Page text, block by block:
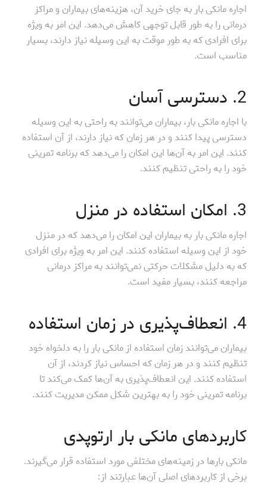
اجاره مانکی بار به جای خرید آن، هزینه‌های بیماران و مراکز
درمانی را به طور قابل توجهی کاهش می‌دهد. این امر به ویژه
برای افرادی که به طور موقت به این وسیله نیاز دارند، بسیار
مناسب است.
2. دسترسی آسان
با اجاره مانکی بار، بیماران می‌توانند به راحتی به این وسیله
دسترسی پیدا کنند و در هر زمان که نیاز دارند، از آن استفاده
کنند. این امر به آن‌ها این امکان را می‌دهد که برنامه تمرینی
خود را به راحتی تنظیم کنند.
3. امکان استفاده در منزل
اجاره مانکی بار به بیماران این امکان را می‌دهد که در منزل
خود از این وسیله استفاده کنند. این امر به ویژه برای افرادی
که به دلیل مشکلات حرکتی نمی‌توانند به مراکز درمانی
مراجعه کنند، بسیار مفید است.
4. انعطاف‌پذیری در زمان استفاده
بیماران می‌توانند زمان استفاده از مانکی بار را به دلخواه خود
تنظیم کنند و در هر زمان که احساس نیاز کردند، از آن
استفاده کنند. این انعطاف‌پذیری به آن‌ها کمک می‌کند تا
برنامه تمرینی خود را به بهترین شکل ممکن مدیریت کنند.
کاربردهای مانکی بار ارتوپدی
مانکی بارها در زمینه‌های مختلفی مورد استفاده قرار می‌گیرند.
برخی از کاربردهای اصلی آن‌ها عبارتند از: